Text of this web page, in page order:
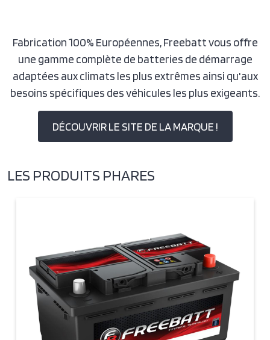
Fabrication 100% Européennes, Freebatt vous offre
une gamme complète de batteries de démarrage
adaptées aux climats les plus extrêmes ainsi qu'aux
besoins spécifiques des véhicules les plus exigeants.
DÉCOUVRIR LE SITE DE LA MARQUE !
LES PRODUITS PHARES